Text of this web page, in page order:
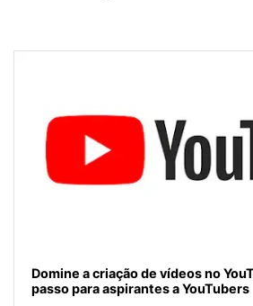
Domine a criação de vídeos no
passo para aspirantes a YouTubers